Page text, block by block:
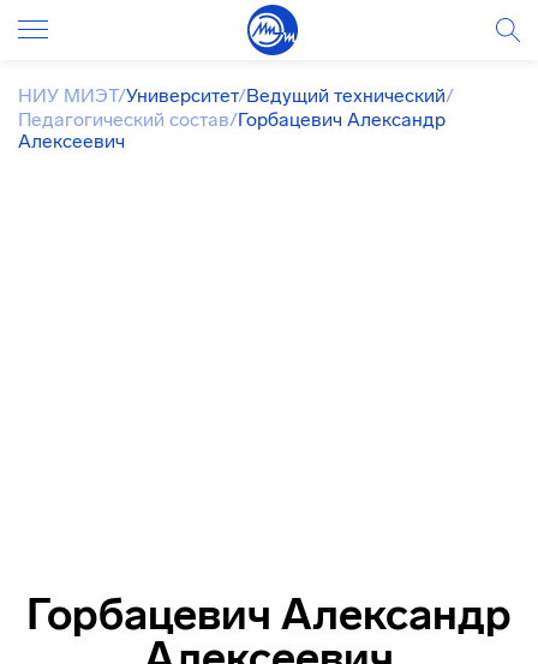
НИУ МИЭТ/Университет/Ведущий технический/
Педагогический состав/Горбацевич Александр
Алексеевич
Горбацевич Александр